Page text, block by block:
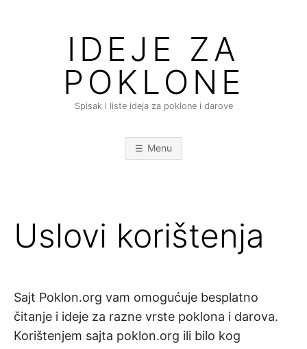
IDEJE ZA
POKLONE
Spisak i liste ideja za poklone i darove
Menu
Uslovi korištenja
Sajt Poklon.org vam omogućuje besplatno
čitanje i ideje za razne vrste poklona i darova.
Korištenjem sajta poklon.org ili bilo kog